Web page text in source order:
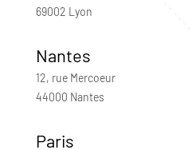
69002 Lyon
Nantes
12, rue Mercoeur
44000 Nantes
Paris